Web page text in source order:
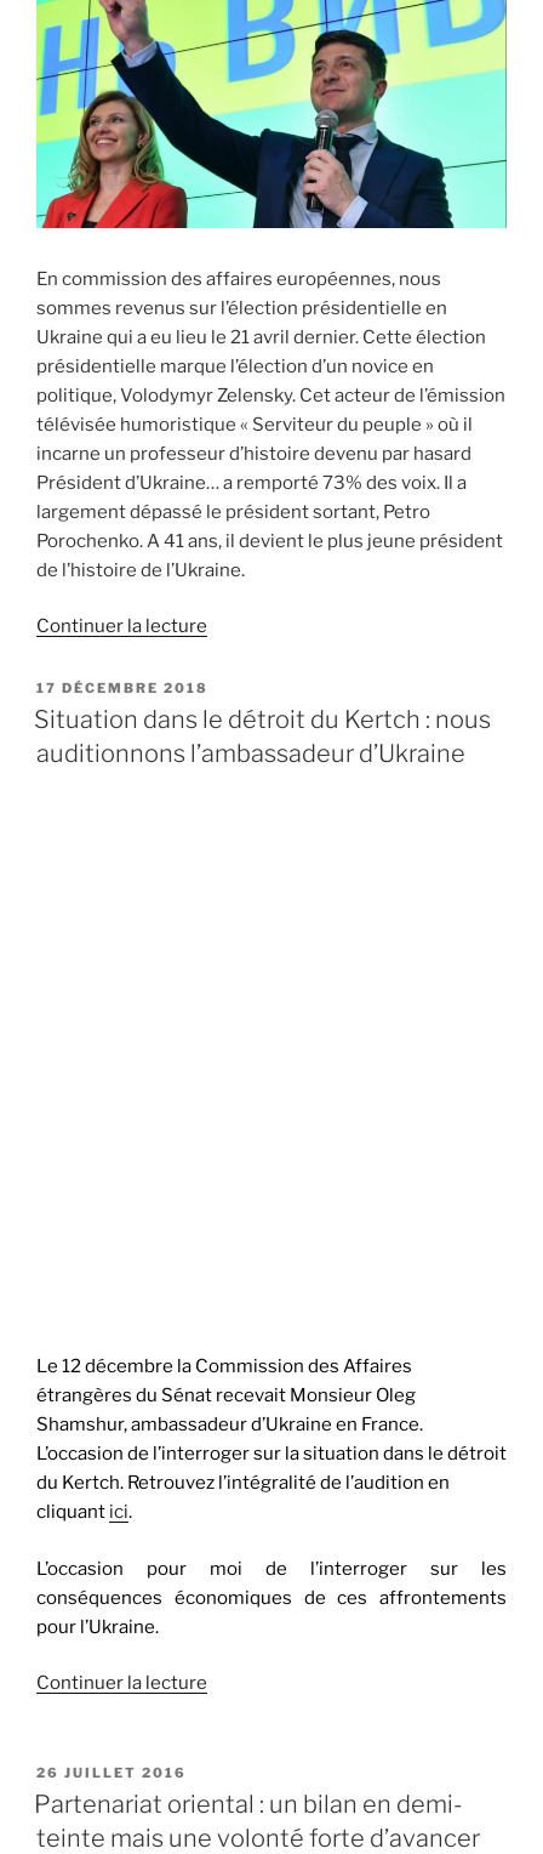
quelles
les
actions
comptent
mener
la
? »
En commission des affaires européennes, nous
sommes revenus sur l’élection présidentielle en
Ukraine qui a eu lieu le 21 avril dernier. Cette élection
présidentielle marque l’élection d’un novice en
politique, Volodymyr Zelensky. Cet acteur de l’émission
télévisée humoristique « Serviteur du peuple » où il
incarne un professeur d’histoire devenu par hasard
Président d’Ukraine… a remporté 73% des voix. Il a
largement dépassé le président sortant, Petro
Porochenko. A 41 ans, il devient le plus jeune président
de l’histoire de l’Ukraine.
Continuer la lecture
Volodymyr
Zelensky
PUBLIÉ
LE
17 DÉCEMBRE 2018
Situation dans le détroit du Kertch : nous
auditionnons l’ambassadeur d’Ukraine
Le 12 décembre la Commission des Affaires
étrangères du Sénat recevait Monsieur Oleg
Shamshur, ambassadeur d’Ukraine en France.
L’occasion de l’interroger sur la situation dans le détroit
du Kertch. Retrouvez l’intégralité de l’audition en
cliquant ici.
L’occasion pour moi de l’interroger sur les
conséquences économiques de ces affrontements
pour l’Ukraine.
Continuer la lecture
détroit
du
PUBLIÉ
LE
26 JUILLET 2016
Partenariat oriental : un bilan en demi-
teinte mais une volonté forte d’avancer